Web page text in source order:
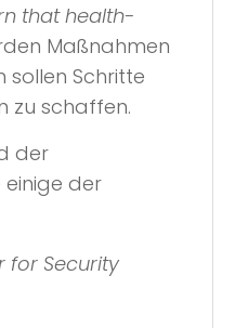
that health-
Maßnahmen
Schritte
zu schaffen.
der
der
for Security